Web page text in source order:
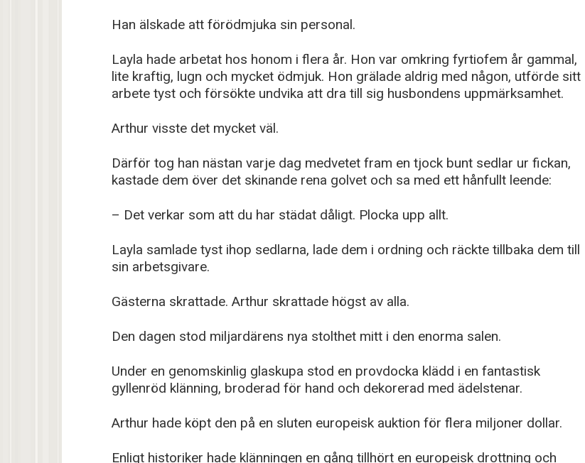
Han älskade att förödmjuka sin personal.
Layla hade arbetat hos honom i flera år. Hon var omkring fyrtiofem år gammal,
lite kraftig, lugn och mycket ödmjuk. Hon grälade aldrig med någon, utförde sitt
arbete tyst och försökte undvika att dra till sig husbondens uppmärksamhet.
Arthur visste det mycket väl.
Därför tog han nästan varje dag medvetet fram en tjock bunt sedlar ur fickan,
kastade dem över det skinande rena golvet och sa med ett hånfullt leende:
– Det verkar som att du har städat dåligt. Plocka upp allt.
Layla samlade tyst ihop sedlarna, lade dem i ordning och räckte tillbaka dem till
sin arbetsgivare.
Gästerna skrattade. Arthur skrattade högst av alla.
Den dagen stod miljardärens nya stolthet mitt i den enorma salen.
Under en genomskinlig glaskupa stod en provdocka klädd i en fantastisk
gyllenröd klänning, broderad för hand och dekorerad med ädelstenar.
Arthur hade köpt den på en sluten europeisk auktion för flera miljoner dollar.
Enligt historiker hade klänningen en gång tillhört en europeisk drottning och